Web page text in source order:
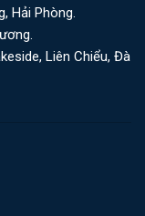
Hải Phòng.
Liên Chiểu, Đà